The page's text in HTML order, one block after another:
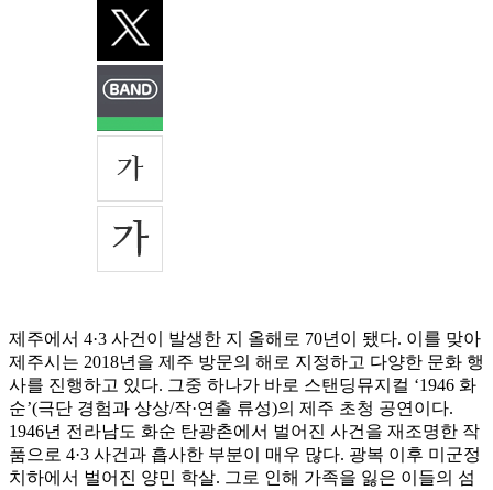
제주에서 4·3 사건이 발생한 지 올해로 70년이 됐다. 이를 맞아
제주시는 2018년을 제주 방문의 해로 지정하고 다양한 문화 행
사를 진행하고 있다. 그중 하나가 바로 스탠딩뮤지컬 ‘1946 화
순’(극단 경험과 상상/작·연출 류성)의 제주 초청 공연이다.
1946년 전라남도 화순 탄광촌에서 벌어진 사건을 재조명한 작
품으로 4·3 사건과 흡사한 부분이 매우 많다. 광복 이후 미군정
치하에서 벌어진 양민 학살. 그로 인해 가족을 잃은 이들의 섬